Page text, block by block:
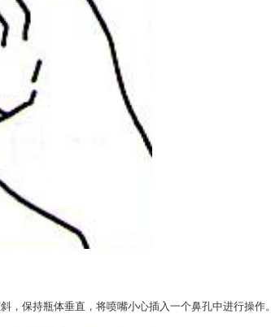
保持瓶体垂直，将喷嘴小心插入一个鼻孔中进行操作。